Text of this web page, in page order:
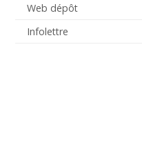
Web dépôt
Infolettre